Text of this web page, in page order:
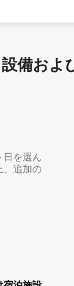
備⁠およ
日を選ん
、追加の